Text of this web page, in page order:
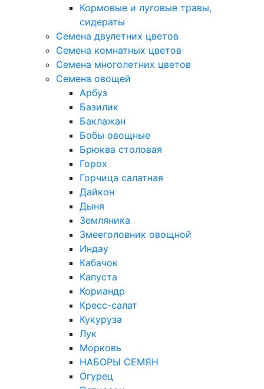
Кормовые и луговые травы,
сидераты
Семена двулетних цветов
Семена комнатных цветов
Семена многолетних цветов
Семена овощей
Арбуз
Базилик
Баклажан
Бобы овощные
Брюква столовая
Горох
Горчица салатная
Дайкон
Дыня
Земляника
Змееголовник овощной
Индау
Кабачок
Капуста
Кориандр
Кресс-салат
Кукуруза
Лук
Морковь
НАБОРЫ СЕМЯН
Огурец